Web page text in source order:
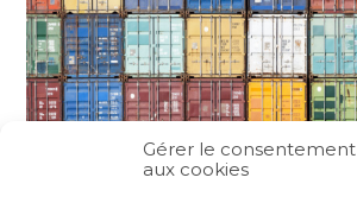
Gérer le consentement
aux cookies